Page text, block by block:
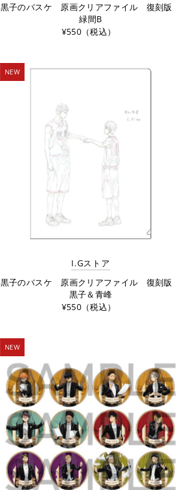
黒子のバスケ 原画クリアファイル 復刻版
緑間B
¥550（税込）
NEW
I.Gストア
黒子のバスケ 原画クリアファイル 復刻版
黒子＆青峰
¥550（税込）
NEW